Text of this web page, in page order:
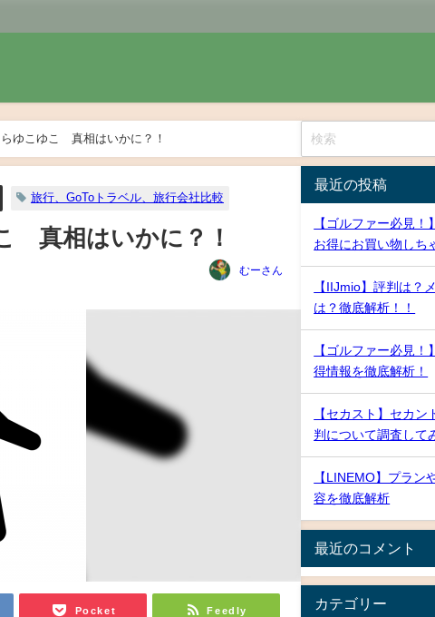
らゆこゆこ 真相はいかに？！
旅行、GoToトラベル、旅行会社比較
真相はいかに？！
むーさん
Pocket Feedly
最近の投稿
【ゴルファー必見
お得にお買い物しち
【IIJmio】評判は？
は？徹底解析！！
【ゴルファー必見
得情報を徹底解析！
【セカスト】セカ
判について調査して
【LINEMO】プラン
容を徹底解析
最近のコメント
カテゴリー